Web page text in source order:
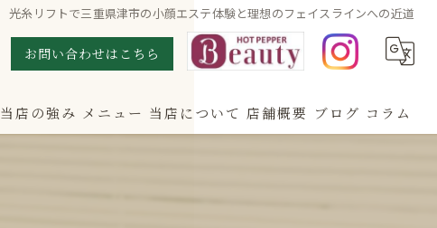
光糸リフトで三重県津市の小顔エステ体験と理想のフェイスラインへの近道
お問い合わせはこちら
当店の強み メニュー 当店について 店舗概要 ブログ コラム